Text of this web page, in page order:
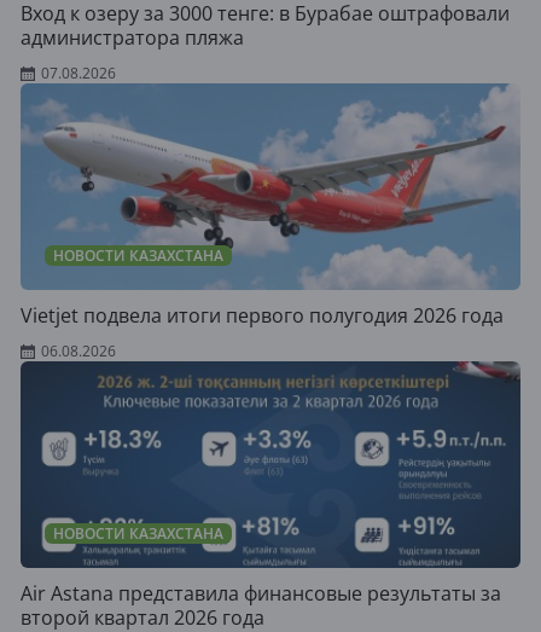
Вход к озеру за 3000 тенге: в Бурабае оштрафовали
администратора пляжа
07.08.2026
НОВОСТИ КАЗАХСТАНА
Vietjet подвела итоги первого полугодия 2026 года
06.08.2026
НОВОСТИ КАЗАХСТАНА
Air Astana представила финансовые результаты за
второй квартал 2026 года